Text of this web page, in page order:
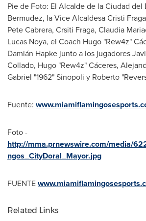
Pie de Foto: El Alcalde de la Ciudad del
Bermudez, la Vice Alcaldesa Cristi
Pete Cabrera, Crsiti Fraga, Claudia
Lucas Noya, el Coach Hugo "Rew4z"
Damián Hapke junto a los jugadores
Collado, Hugo "Rew4z" Cáceres,
Gabriel "1962" Sinopoli y Roberto
Fuente:
Foto -
http://mma.prnewswire.com/media/
ngos_CityDoral_Mayor.jpg
FUENTE
Related Links